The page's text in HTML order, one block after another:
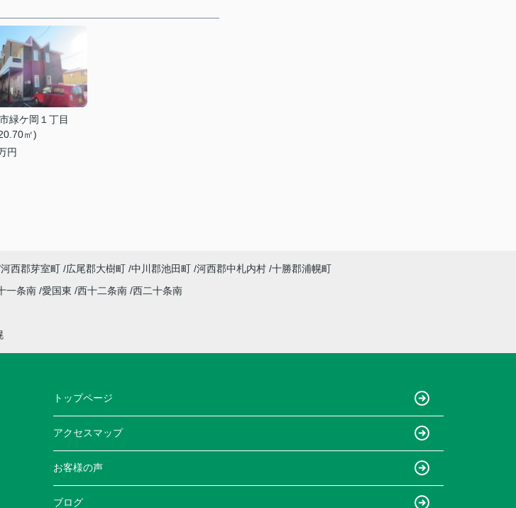
緑ケ岡１丁目
㎡)
円
河西郡芽室町 広尾郡大樹町 中川郡池田町 河西郡中札内村 十勝郡浦幌町
一条南 愛国東 西十二条南 西二十条南
トップページ
アクセスマップ
お客様の声
ブログ